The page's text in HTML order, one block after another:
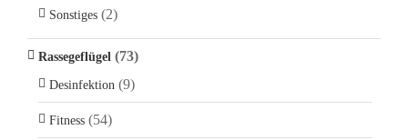
Sonstiges (2)
Rassegeflügel (73)
Desinfektion (9)
Fitness (54)